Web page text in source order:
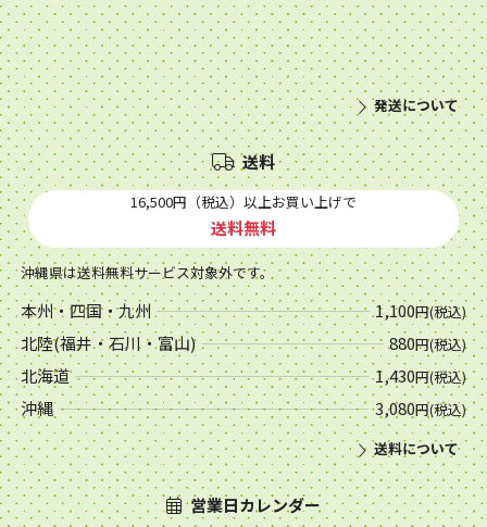
発送について
送料
16,500円（税込）以上お買い上げで
送料無料
沖縄県は送料無料サービス対象外です。
本州・四国・九州 1,100円(税込)
北陸(福井・石川・富山) 880円(税込)
北海道 1,430円(税込)
沖縄 3,080円(税込)
送料について
営業日カレンダー